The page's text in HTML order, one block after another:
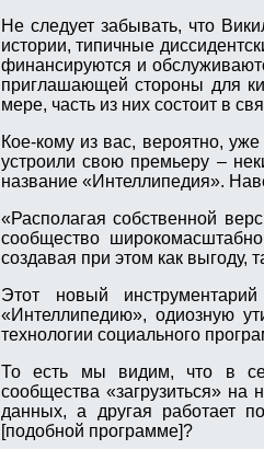
Не следует забывать, что
истории, типичные
финансируются и
приглашающей стороны для
мере, часть из них состоит в
Кое-кому из вас, вероятно,
устроили свою премьеру –
название «Интеллипедия».
«Располагая собственной
сообщество
создавая при этом как выгоду,
Этот новый
«Интеллипедию», одиозную
технологии социального
То есть мы видим, что в
сообщества «загрузиться»
данных, а другая работает
[подобной программе]?